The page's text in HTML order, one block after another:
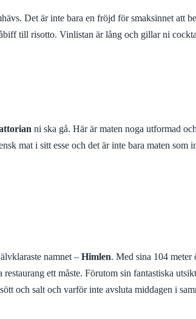
Det är inte bara en fröjd för smaksinnet att
till risotto. Vinlistan är lång och gillar ni
ni ska gå. Här är maten noga utformad
mat i sitt esse och det är inte bara maten
namnet – Himlen. Med sina 104 meter
ett måste. Förutom sin fantastiska
och salt och varför inte avsluta middagen i